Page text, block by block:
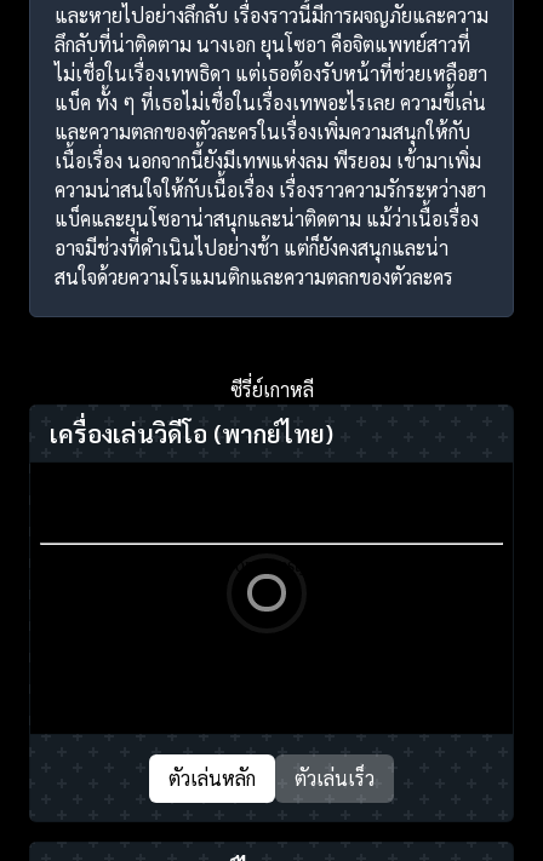
และหายไปอย่างลึกลับ เรื่องราวนี้มีการผจญภัยและความ
ลึกลับที่น่าติดตาม นางเอก ยุนโซอา คือจิตแพทย์สาวที่
ไม่เชื่อในเรื่องเทพธิดา แต่เธอต้องรับหน้าที่ช่วยเหลือฮา
แบ็ค ทั้ง ๆ ที่เธอไม่เชื่อในเรื่องเทพอะไรเลย ความขี้เล่น
และความตลกของตัวละครในเรื่องเพิ่มความสนุกให้กับ
เนื้อเรื่อง นอกจากนี้ยังมีเทพแห่งลม พีรยอม เข้ามาเพิ่ม
ความน่าสนใจให้กับเนื้อเรื่อง เรื่องราวความรักระหว่างฮา
แบ็คและยุนโซอาน่าสนุกและน่าติดตาม แม้ว่าเนื้อเรื่อง
อาจมีช่วงที่ดำเนินไปอย่างช้า แต่ก็ยังคงสนุกและน่า
สนใจด้วยความโรแมนติกและความตลกของตัวละคร
ซีรี่ย์เกาหลี
เครื่องเล่นวิดีโอ (พากย์ไทย)
ตัวเล่นหลัก ตัวเล่นเร็ว